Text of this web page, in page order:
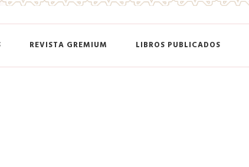
REVISTA GREMIUM LIBROS PUBLICADOS